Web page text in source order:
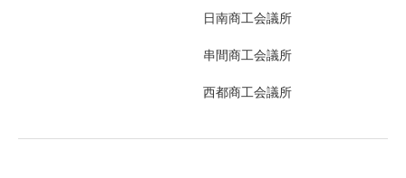
日南商工会議所
串間商工会議所
西都商工会議所